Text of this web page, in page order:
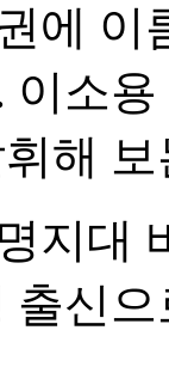
에 이
이소
해
지대
출신